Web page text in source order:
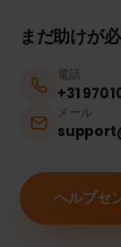
まだ助けが
電話
+31 970
メール
ヘルプセ